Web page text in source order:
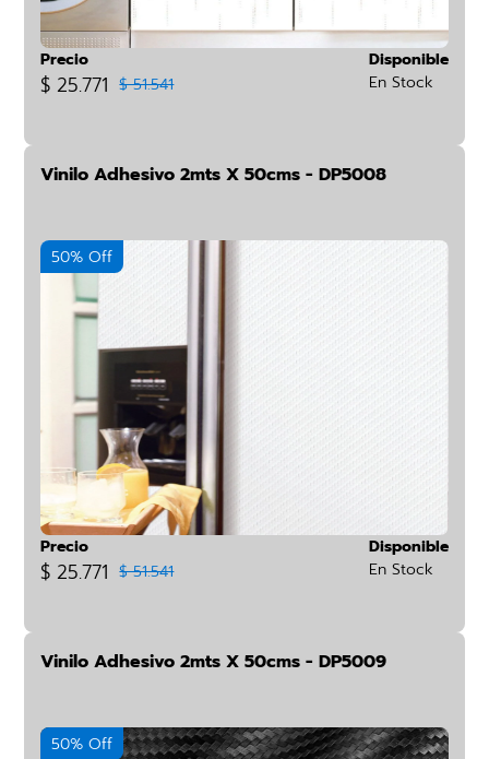
Precio
$ 25.771 $ 51.541
Disponible
En Stock
Vinilo Adhesivo 2mts X 50cms - DP5008
50% Off
Precio
$ 25.771 $ 51.541
Disponible
En Stock
Vinilo Adhesivo 2mts X 50cms - DP5009
50% Off